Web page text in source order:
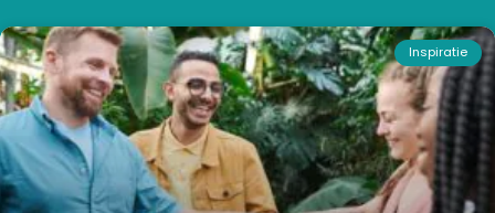
Inspiratie